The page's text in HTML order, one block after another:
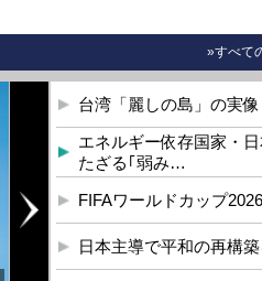
»すべて
台湾「麗しの島」の実像
エネルギー依存国家・
たざる｢弱み…
FIFAワールドカップ2026
日本主導で平和の再構